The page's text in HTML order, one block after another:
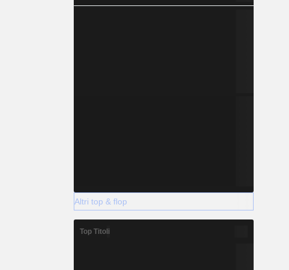
Altri top & flop
Top Titoli